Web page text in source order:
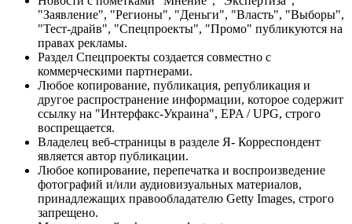
"Заявление", "Регионы", "Деньги", "Власть", "Выборы",
"Тест-драйв", "Спецпроекты", "Промо" публикуются на
правах рекламы.
Раздел Спецпроекты создается совместно с
коммерческими партнерами.
Любое копирование, публикация, републикация и
другое распространение информации, которое содержит
ссылку на "Интерфакс-Украина", EPA / UPG, строго
воспрещается.
Владелец веб-страницы в разделе Я- Корреспондент
является автор публикации.
Любое копирование, перепечатка и воспроизведение
фотографий и/или аудиовизуальных материалов,
принадлежащих правообладателю Getty Images, строго
запрещено.